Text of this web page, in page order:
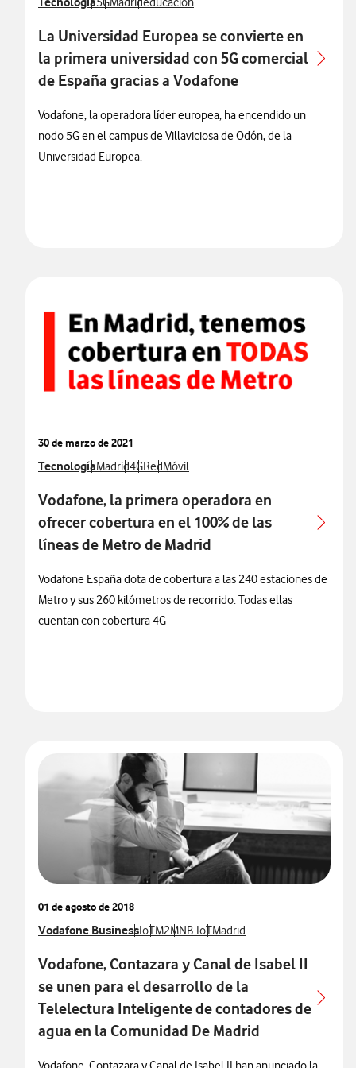
La Universidad Europea se convierte en
la primera universidad con 5G comercial
de España gracias a Vodafone
Vodafone, la operadora líder europea, ha encendido un
nodo 5G en el campus de Villaviciosa de Odón, de la
Universidad Europea.
30 de marzo de 2021
Ver más notas de prensa relacionados con
TecnologíaVer más notas de prensa relacionados con
MadridVer más notas de prensa relacionados con
4GVer más notas de prensa relacionados con
RedVer más notas de prensa relacionados
Móvil
Vodafone, la primera operadora en
ofrecer cobertura en el 100% de las
líneas de Metro de Madrid
Vodafone España dota de cobertura a las 240 estaciones de
Metro y sus 260 kilómetros de recorrido. Todas ellas
cuentan con cobertura 4G
01 de agosto de 2018
Ver más notas de prensa relacionados con
Vodafone BusinessVer más notas de prensa relacionados con
IoTVer más notas de prensa relacionados
M2MVer más notas de prensa
NB-IoTVer más notas de prensa
Madrid
Vodafone, Contazara y Canal de Isabel II
se unen para el desarrollo de la
Telelectura Inteligente de contadores de
agua en la Comunidad De Madrid